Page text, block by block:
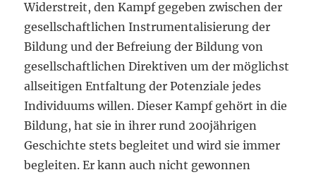
Widerstreit, den Kampf gegeben zwischen der
gesellschaftlichen Instrumentalisierung der
Bildung und der Befreiung der Bildung von
gesellschaftlichen Direktiven um der möglichst
allseitigen Entfaltung der Potenziale jedes
Individuums willen. Dieser Kampf gehört in die
Bildung, hat sie in ihrer rund 200jährigen
Geschichte stets begleitet und wird sie immer
begleiten. Er kann auch nicht gewonnen